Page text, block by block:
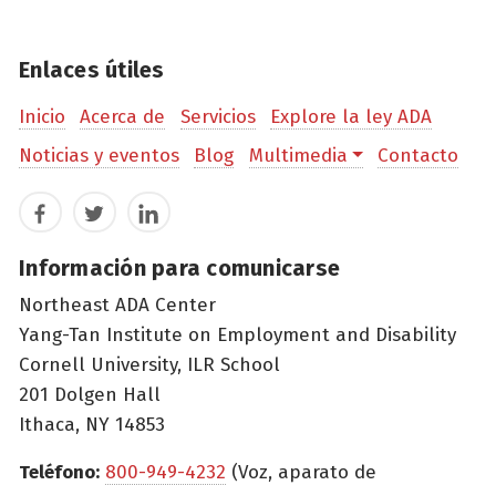
Enlaces útiles
Inicio Acerca de Servicios
Explore la ley ADA
Noticias y eventos
Blog Multimedia Contacto
FacebookTwitterLinkedIn
Información para comunicarse
Northeast ADA Center
Yang-Tan Institute on Employment and Disability
Cornell University, ILR School
201 Dolgen Hall
Ithaca, NY 14853
Teléfono: 800-949-4232 (Voz, aparato de